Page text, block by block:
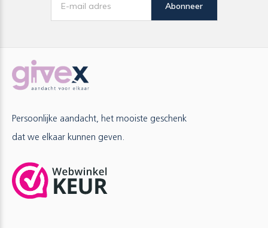
Abonneer
Persoonlijke aandacht, het mooiste geschenk
dat we elkaar kunnen geven.